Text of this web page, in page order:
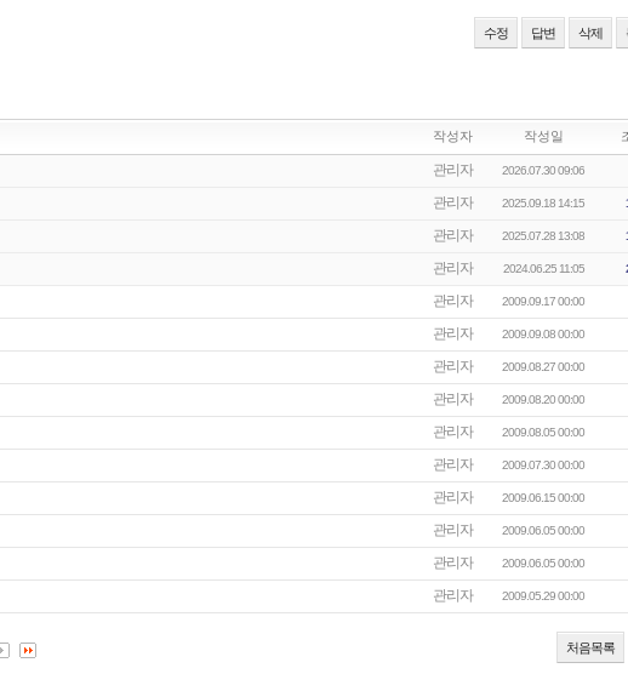
수정 답변 삭제
작성자 작성일
관리자 2026.07.30 09:06
관리자 2025.09.18 14:15
관리자 2025.07.28 13:08
관리자 2024.06.25 11:05
관리자 2009.09.17 00:00
관리자 2009.09.08 00:00
관리자 2009.08.27 00:00
관리자 2009.08.20 00:00
관리자 2009.08.05 00:00
관리자 2009.07.30 00:00
관리자 2009.06.15 00:00
관리자 2009.06.05 00:00
관리자 2009.06.05 00:00
관리자 2009.05.29 00:00
처음목록